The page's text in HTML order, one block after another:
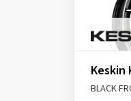
Keskin
BLACK